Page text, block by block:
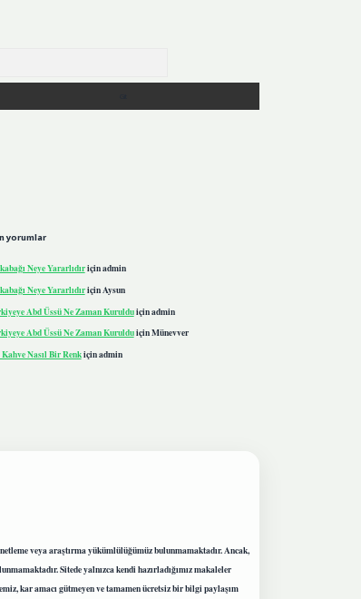
yorumlar
Neye Yararlıdıriçinadmin
Neye YararlıdıriçinAysun
Abd Üssü Ne Zaman Kurulduiçinadmin
Abd Üssü Ne Zaman KurulduiçinMünevver
Kahve Nasıl Bir Renkiçinadmin
veya araştırma yükümlülüğümüz bulunmamaktadır. Ancak,
Sitede yalnızca kendi hazırladığımız makaleler
kar amacı gütmeyen ve tamamen ücretsiz bir bilgi paylaşım